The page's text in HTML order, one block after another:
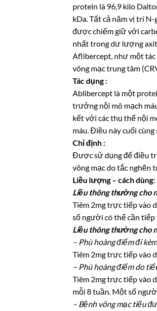
protein là 96,9 kilo
kDa. Tất cả năm vị trí
được chiếm giữ với
nhất trong dư lượng
Aflibercept, như một
võng mạc trung tâm
Tác dụng :
Ablibercept là một
trưởng nội mô mạch
kết với các thụ thể nội
máu. Điều này cuối
Chỉ định :
Được sử dụng để điều
võng mạc do tắc nghẽn
Liều lượng – cách dùng:
Liều thông thường cho
Tiêm 2mg trực tiếp vào
số người có thể cần tiếp
Liều thông thường cho
– Phù hoàng điểm đi
Tiêm 2mg trực tiếp vào
– Phù hoàng điểm do
Tiêm 2mg trực tiếp vào
mỗi 8 tuần. Một số
– Bệnh võng mạc tiểu